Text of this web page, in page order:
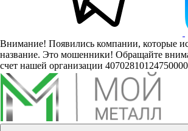
Внимание! Появились компании, которые
название. Это мошенники! Обращайте
счет нашей организации